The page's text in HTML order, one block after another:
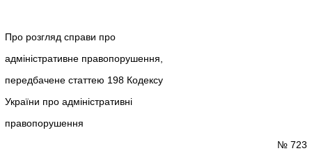
Про розгляд справи про
адміністративне правопорушення,
передбачене статтею 198 Кодексу
України про адміністративні
правопорушення
№ 723